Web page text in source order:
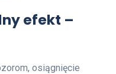
efekt –
osiągnięcie